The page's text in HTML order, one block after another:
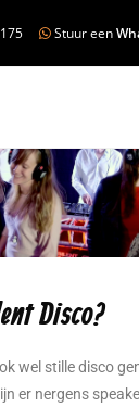
Stuur een
Disco?
wel stille disco
er nergens